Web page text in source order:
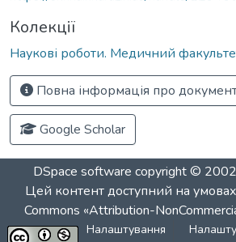
Колекції
Наукові роботи. Медичний
Повна інформація про
Google Scholar
DSpace software copyright ©
Цей контент доступний на умовах
Commons «Attribution-
Налаштування